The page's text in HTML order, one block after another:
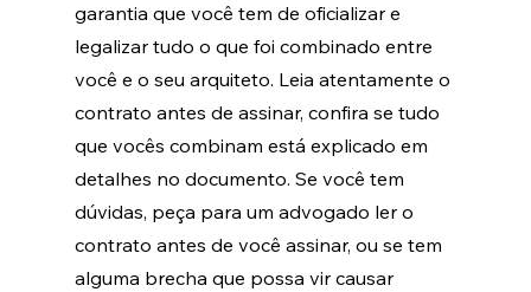
garantia que você tem de oficializar e
legalizar tudo o que foi combinado entre
você e o seu arquiteto. Leia atentamente o
contrato antes de assinar, confira se tudo
que vocês combinam está explicado em
detalhes no documento. Se você tem
dúvidas, peça para um advogado ler o
contrato antes de você assinar, ou se tem
alguma brecha que possa vir causar